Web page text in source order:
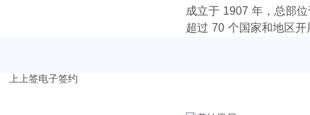
成立于 1907 年，总部
超过 70 个国家和地区开